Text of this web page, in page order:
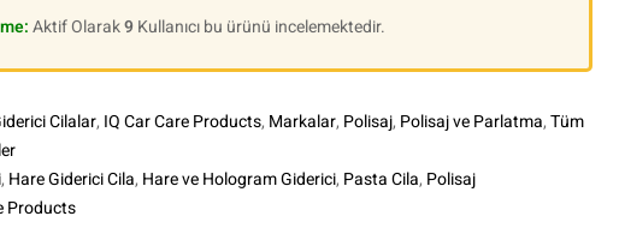
Aktif Olarak9Kullanıcı bu ürünü incelemektedir.
Cilalar, IQ Car Care Products, Markalar, Polisaj, Polisaj ve Parlatma,Tüm
, Hare Giderici Cila, Hare ve Hologram Giderici, Pasta Cila, Polisaj
Products